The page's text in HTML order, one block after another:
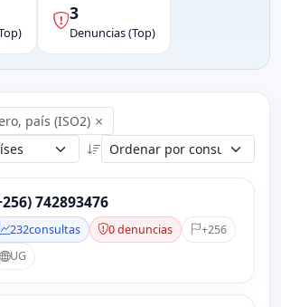
3
Denuncias (Top)
×
742893476
232consultas 0 denuncias
+256
UG